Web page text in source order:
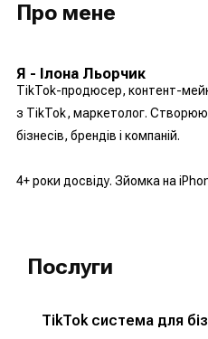
Про мене
Я - Ілона Льорчик
TikTok-продюсер, контент-
з TikTok, маркетолог. Створюю
бізнесів, брендів і компаній.
4+ роки досвіду. Зйомка на
Послуги
TikTok система для